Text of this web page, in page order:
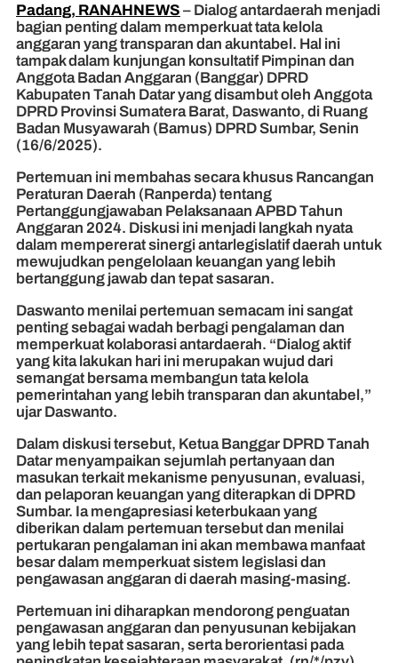
Padang, RANAHNEWS – Dialog antardaerah menjadi
bagian penting dalam memperkuat tata kelola
anggaran yang transparan dan akuntabel. Hal ini
tampak dalam kunjungan konsultatif Pimpinan dan
Anggota Badan Anggaran (Banggar) DPRD
Kabupaten Tanah Datar yang disambut oleh Anggota
DPRD Provinsi Sumatera Barat, Daswanto, di Ruang
Badan Musyawarah (Bamus) DPRD Sumbar, Senin
(16/6/2025).
Pertemuan ini membahas secara khusus Rancangan
Peraturan Daerah (Ranperda) tentang
Pertanggungjawaban Pelaksanaan APBD Tahun
Anggaran 2024. Diskusi ini menjadi langkah nyata
dalam mempererat sinergi antarlegislatif daerah untuk
mewujudkan pengelolaan keuangan yang lebih
bertanggung jawab dan tepat sasaran.
Daswanto menilai pertemuan semacam ini sangat
penting sebagai wadah berbagi pengalaman dan
memperkuat kolaborasi antardaerah. “Dialog aktif
yang kita lakukan hari ini merupakan wujud dari
semangat bersama membangun tata kelola
pemerintahan yang lebih transparan dan akuntabel,”
ujar Daswanto.
Dalam diskusi tersebut, Ketua Banggar DPRD Tanah
Datar menyampaikan sejumlah pertanyaan dan
masukan terkait mekanisme penyusunan, evaluasi,
dan pelaporan keuangan yang diterapkan di DPRD
Sumbar. Ia mengapresiasi keterbukaan yang
diberikan dalam pertemuan tersebut dan menilai
pertukaran pengalaman ini akan membawa manfaat
besar dalam memperkuat sistem legislasi dan
pengawasan anggaran di daerah masing-masing.
Pertemuan ini diharapkan mendorong penguatan
pengawasan anggaran dan penyusunan kebijakan
yang lebih tepat sasaran, serta berorientasi pada